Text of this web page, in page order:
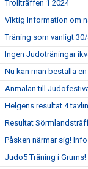
Trollträffen 1 2024
Viktig Information om
Träning som vanligt
Ingen Judoträningar
Nu kan man beställa
Anmälan till
Helgens resultat 4
Resultat
Påsken närmar sig!
Judo5 Träning i Grums!